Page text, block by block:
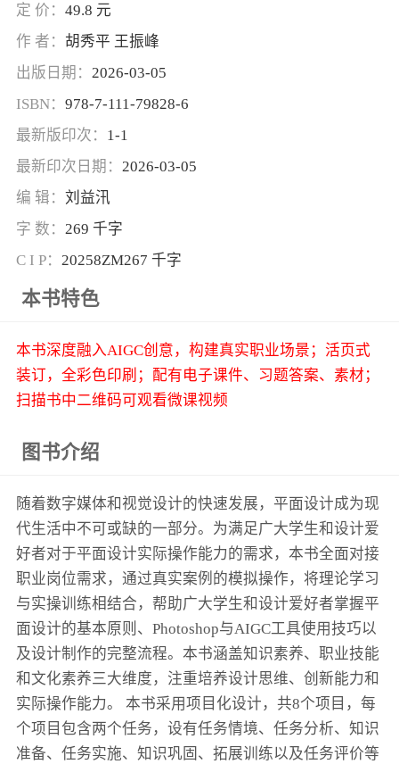
定 价： 49.8 元
作 者： 胡秀平 王振峰
出版日期： 2026-03-05
ISBN： 978-7-111-79828-6
最新版印次： 1-1
最新印次日期： 2026-03-05
编 辑： 刘益汛
字 数： 269 千字
C I P： 20258ZM267 千字
本书特色
本书深度融入AIGC创意，构建真实职业场景；活页式
装订，全彩色印刷；配有电子课件、习题答案、素材；
扫描书中二维码可观看微课视频
图书介绍
随着数字媒体和视觉设计的快速发展，平面设计成为现
代生活中不可或缺的一部分。为满足广大学生和设计爱
好者对于平面设计实际操作能力的需求，本书全面对接
职业岗位需求，通过真实案例的模拟操作，将理论学习
与实操训练相结合，帮助广大学生和设计爱好者掌握平
面设计的基本原则、Photoshop与AIGC工具使用技巧以
及设计制作的完整流程。本书涵盖知识素养、职业技能
和文化素养三大维度，注重培养设计思维、创新能力和
实际操作能力。 本书采用项目化设计，共8个项目，每
个项目包含两个任务，设有任务情境、任务分析、知识
准备、任务实施、知识巩固、拓展训练以及任务评价等